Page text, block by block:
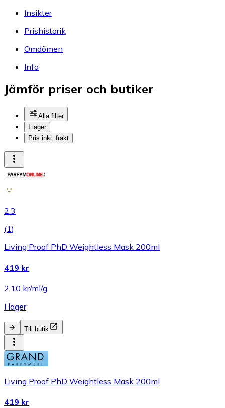
Insikter
Prishistorik
Omdömen
Info
Jämför priser och butiker
Alla filter
I lager
Pris inkl. frakt
2.3
(1)
Living Proof PhD Weightless Mask 200ml
419 kr
2,10 kr/ml/g
I lager
Till butik
Living Proof PhD Weightless Mask 200ml
419 kr